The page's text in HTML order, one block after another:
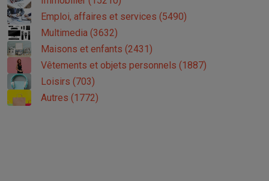
Emploi, affaires et services (5490)
Multimedia (3632)
Maisons et enfants (2431)
Vêtements et objets personnels (1887)
Loisirs (703)
Autres (1772)